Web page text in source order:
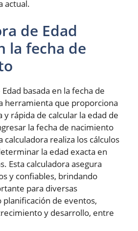
actual.
de Edad
la fecha de
basada en la fecha de
herramienta que proporciona
y rápida de calcular la edad de
la fecha de nacimiento
calculadora realiza los cálculos
la edad exacta en
Esta calculadora asegura
y confiables, brindando
para diversas
planificación de eventos,
y desarrollo, entre